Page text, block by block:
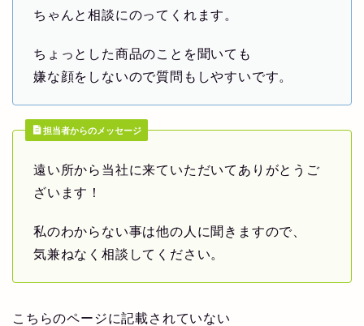
ちゃんと相談にのってくれます。
ちょっとした商品のことを聞いても
嫌な顔をしないので質問もしやすいです。
担当者からのメッセージ
遠い所から当社に来ていただいてありがとうご
ざいます！
私のわからない事は他の人に聞きますので、
気兼ねなく相談してください。
こちらのページに記載されていない